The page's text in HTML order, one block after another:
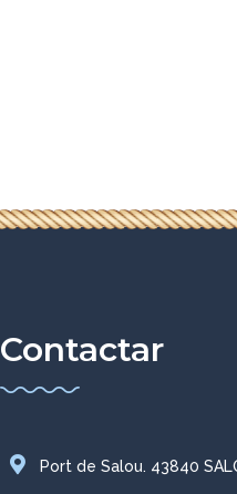
Contactar
Port de Salou. 43840